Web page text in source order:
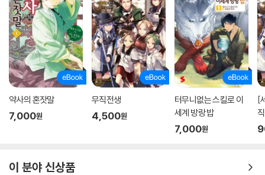
약사의 혼잣말
7,000원
무직전생
4,500원
터무니없는 스킬로 이
세계 방랑 밥
7,000원
[
이 분야 신상품